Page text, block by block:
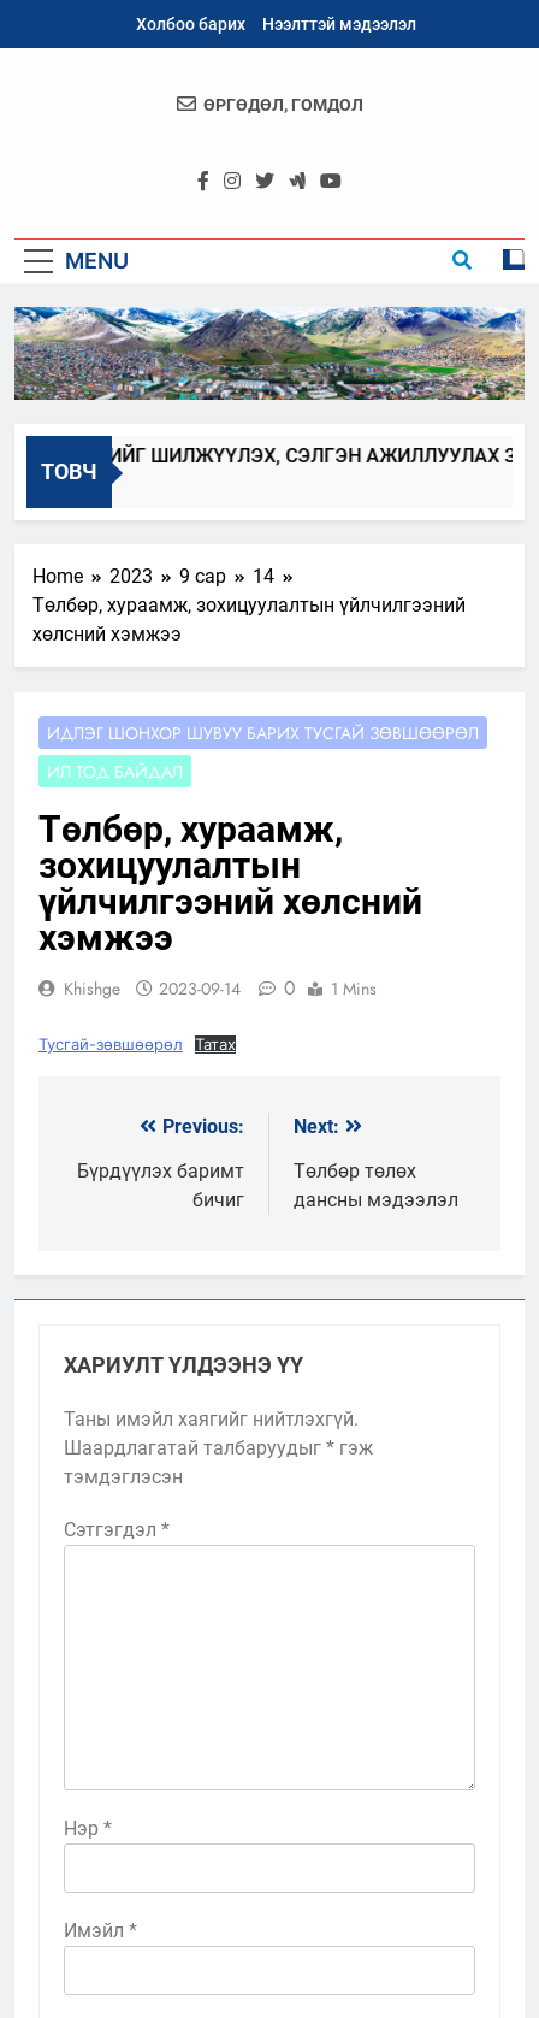
Холбоо барих Нээлттэй мэдээлэл
Архангай
ӨРГӨДӨЛ, ГОМДОЛ
MENU
ТОВЧ
ХААГЧИЙГ ШИЛЖҮҮЛЭХ, СЭЛГЭН АЖИЛЛУУЛАХ ЗАР
Home 2023 9 сар
14
Төлбөр, хураамж, зохицуулалтын үйлчилгээний
хөлсний хэмжээ
ИДЛЭГ ШОНХОР ШУВУУ БАРИХ ТУСГАЙ ЗӨВШӨӨРӨЛ
ИЛ ТОД БАЙДАЛ
Төлбөр, хураамж,
зохицуулалтын
үйлчилгээний хөлсний
хэмжээ
Khishge 2023-09-14 0 1 Mins
Тусгай-зөвшөөрөл Татах
Мэдээний
цэс
Previous:
Бүрдүүлэх баримт
бичиг
Next:
Төлбөр төлөх
дансны мэдээлэл
ХАРИУЛТ ҮЛДЭЭНЭ ҮҮ
Таны имэйл хаягийг нийтлэхгүй.
Шаардлагатай талбаруудыг * гэж
тэмдэглэсэн
Сэтгэгдэл *
Нэр *
Имэйл *